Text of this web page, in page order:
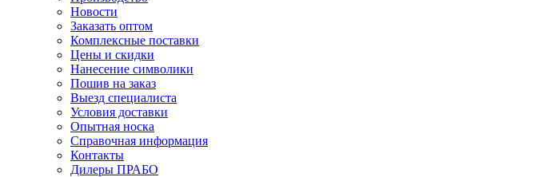
Новости
Заказать оптом
Комплексные поставки
Цены и скидки
Нанесение символики
Пошив на заказ
Выезд специалиста
Условия доставки
Опытная носка
Справочная информация
Контакты
Дилеры ПРАБО